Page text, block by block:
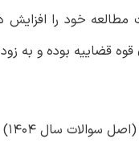
خود را
قضاییه بوده و به